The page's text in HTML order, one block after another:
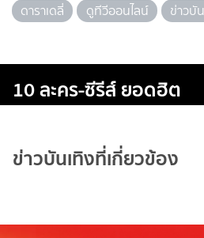
ดาราเดลี่
ดูทีวีออนไลน์ ข่าวบั
10 ละคร-ซีรีส์ ยอดฮิต
ข่าวบันเทิงที่เกี่ยวข้อง